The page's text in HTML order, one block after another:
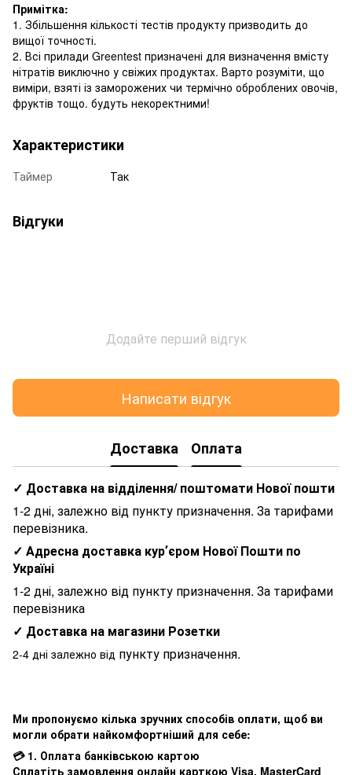
Примітка:
1. Збільшення кількості тестів продукту призводить до
вищої точності.
2. Всі прилади Greentest призначені для визначення вмісту
нітратів виключно у свіжих продуктах. Варто розуміти, що
виміри, взяті із заморожених чи термічно оброблених овочів,
фруктів тощо. будуть некоректними!
Характеристики
Таймер Так
Відгуки
Додайте перший відгук
Написати відгук
Доставка Оплата
✓ Доставка на відділення/ поштомати Нової пошти
1-2 дні, залежно від пункту призначення. За тарифами
перевізника.
✓ Адресна доставка курʼєром Нової Пошти по
Україні
1-2 дні, залежно від пункту призначення. За тарифами
перевізника
✓ Доставка на магазини Розетки
2-4 дні залежно від пункту призначення.
Ми пропонуємо кілька зручних способів оплати, щоб ви
могли обрати найкомфортніший для себе:
💳 1. Оплата банківською картою
Сплатіть замовлення онлайн карткою Visa, MasterCard